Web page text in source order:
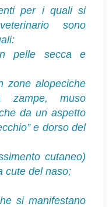
per i quali si
sono
pelle secca e
zone alopeciche
zampe, muso
da un aspetto
e dorso del
cutaneo)
cute del naso;
si manifestano